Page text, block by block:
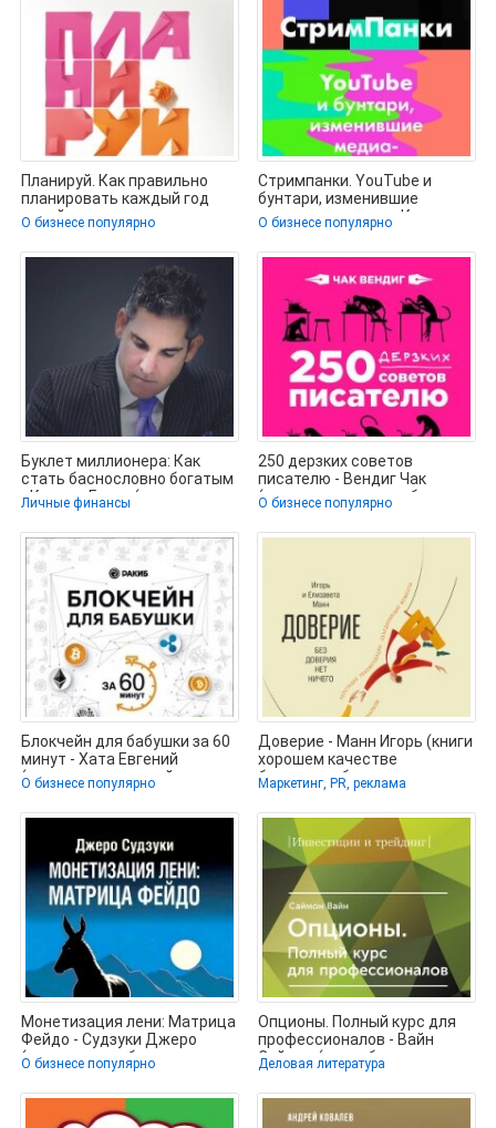
Планируй. Как правильно
планировать каждый год
своей жизни и сделать
О бизнесе популярно
Стримпанки. YouTube и
бунтари, изменившие
медиаиндустрию - Кинцл
Роберт (читать
О бизнесе популярно
Буклет миллионера: Как
стать баснословно богатым
- Кардон Грант (полная
Личные финансы
250 дерзких советов
писателю - Вендиг Чак
(электронные книги без
регистрации
О бизнесе популярно
Блокчейн для бабушки за 60
минут - Хата Евгений
(читаем книги онлайн
О бизнесе популярно
Доверие - Манн Игорь (книги
хорошем качестве
бесплатно без регистрации
.TXT,
Маркетинг, PR, реклама
Монетизация лени: Матрица
Фейдо - Судзуки Джеро
(читать книги бесплатно
О бизнесе популярно
Опционы. Полный курс для
профессионалов - Вайн
Саймон (книги бесплатно
без
Деловая литература